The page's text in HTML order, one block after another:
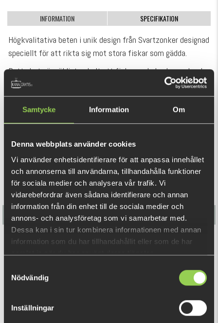
Samtycke Information Om
Denna webbplats använder cookies
Vi använder enhetsidentifierare för att anpassa innehållet
och annonserna till användarna, tillhandahålla funktioner
för sociala medier och analysera vår trafik. Vi
vidarebefordrar även sådana identifierare och annan
information från din enhet till de sociala medier och
annons- och analysföretag som vi samarbetar med.
Dessa kan i sin tur kombinera informationen med annan
information som du har tillhandahållit eller som de har
samlat in när du har använt deras tjänster.
Nödvändig
Inställningar
INFORMATION SPECIFIKATION
Högkvalitativa beten i unik design från Svartzonker designad
speciellt för att rikta sig mot stora fiskar som gädda.
Detta bete är väldigt enkelt att fiska med, den har en bred
profil och du kan fiska med den på grunt, mellan- och djupt
vatten. Detta bete lämnar riktigt fina vibrationer som spårar
upp gäddan.
Flatnose Mini 9cm med Jiggskallar